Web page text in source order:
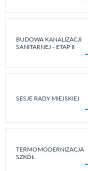
BUDOWA KANALIZACJI
SANITARNEJ - ETAP II
SESJE RADY MIEJSKIEJ
TERMOMODERNIZACJA
SZKÓŁ